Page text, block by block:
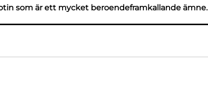
som är ett mycket beroendeframkallande ämne.